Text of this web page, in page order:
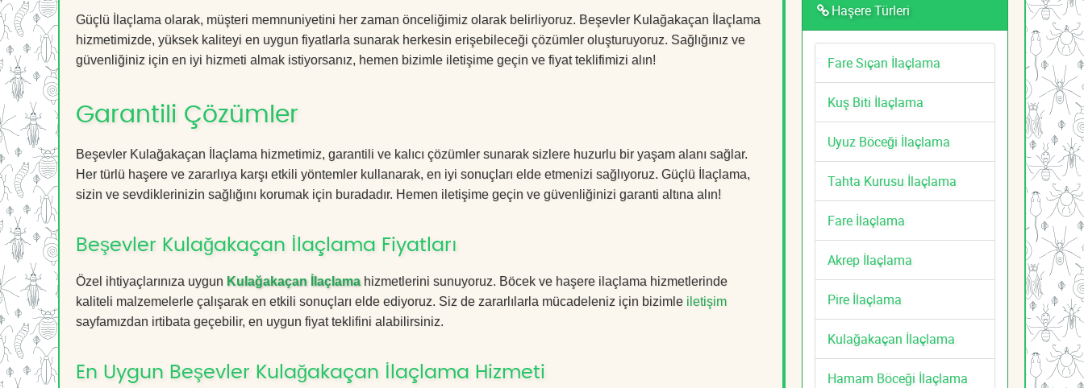
Güçlü İlaçlama olarak, müşteri memnuniyetini her zaman önceliğimiz olarak belirliyoruz. Beşevler Kulağakaçan İlaçlama
hizmetimizde, yüksek kaliteyi en uygun fiyatlarla sunarak herkesin erişebileceği çözümler oluşturuyoruz. Sağlığınız ve
güvenliğiniz için en iyi hizmeti almak istiyorsanız, hemen bizimle iletişime geçin ve fiyat teklifimizi alın!
Garantili Çözümler
Beşevler Kulağakaçan İlaçlama hizmetimiz, garantili ve kalıcı çözümler sunarak sizlere huzurlu bir yaşam alanı sağlar.
Her türlü haşere ve zararlıya karşı etkili yöntemler kullanarak, en iyi sonuçları elde etmenizi sağlıyoruz. Güçlü İlaçlama,
sizin ve sevdiklerinizin sağlığını korumak için buradadır. Hemen iletişime geçin ve güvenliğinizi garanti altına alın!
Beşevler Kulağakaçan İlaçlama Fiyatları
Özel ihtiyaçlarınıza uygun Kulağakaçan İlaçlamahizmetlerini sunuyoruz. Böcek ve haşere ilaçlama hizmetlerinde
kaliteli malzemelerle çalışarak en etkili sonuçları elde ediyoruz. Siz de zararlılarla mücadeleniz için bizimle iletişim
sayfamızdan irtibata geçebilir, en uygun fiyat teklifini alabilirsiniz.
En Uygun Beşevler Kulağakaçan İlaçlama Hizmeti
Haşere Türleri
Fare Sıçan İlaçlama
Kuş Biti İlaçlama
Uyuz Böceği İlaçlama
Tahta Kurusu İlaçlama
Fare İlaçlama
Akrep İlaçlama
Pire İlaçlama
Kulağakaçan İlaçlama
Hamam Böceği İlaçlama